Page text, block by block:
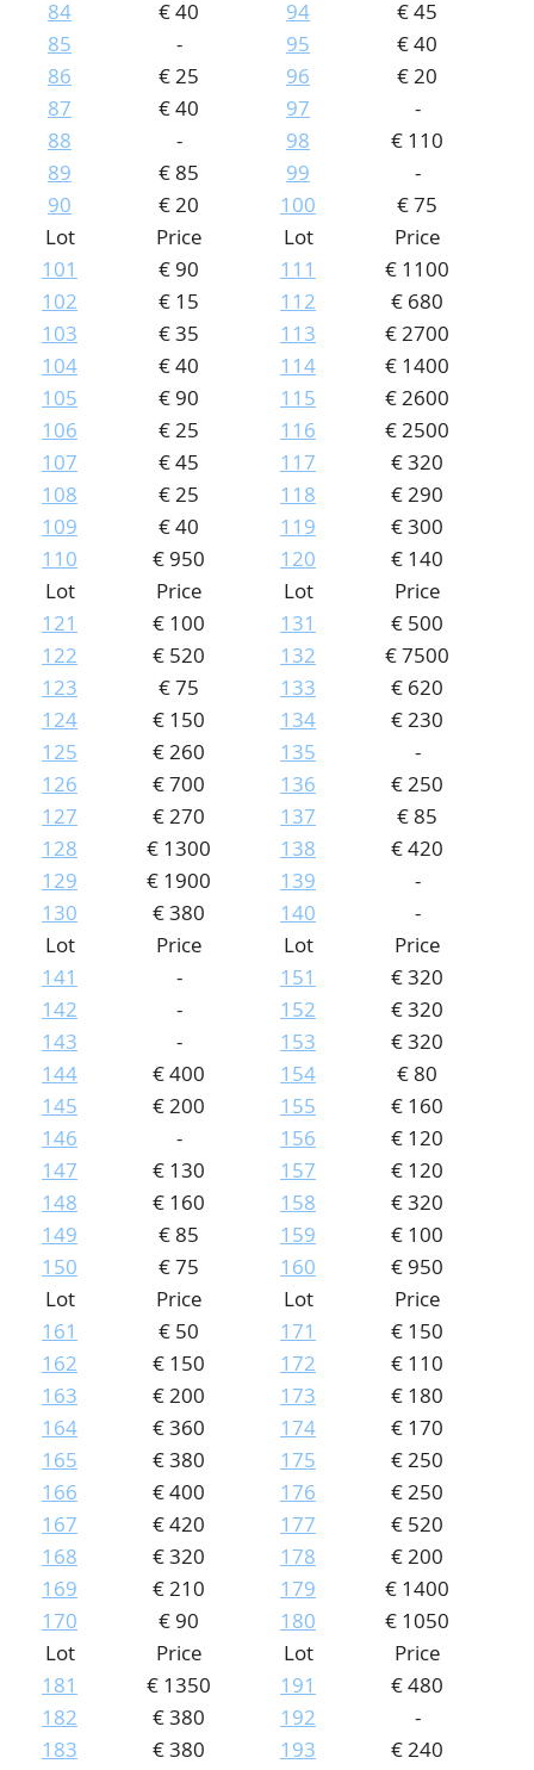
84
€ 40
85
-
86
€ 25
87
€ 40
88
-
89
€ 85
90
€ 20
94
€ 45
95
€ 40
96
€ 20
97
-
98
€ 110
99
-
100
€ 75
Lot
Price
101
€ 90
102
€ 15
103
€ 35
104
€ 40
105
€ 90
106
€ 25
107
€ 45
108
€ 25
109
€ 40
110
€ 950
Lot
Price
111
€ 1100
112
€ 680
113
€ 2700
114
€ 1400
115
€ 2600
116
€ 2500
117
€ 320
118
€ 290
119
€ 300
120
€ 140
Lot
Price
121
€ 100
122
€ 520
123
€ 75
124
€ 150
125
€ 260
126
€ 700
127
€ 270
128
€ 1300
129
€ 1900
130
€ 380
Lot
Price
131
€ 500
132
€ 7500
133
€ 620
134
€ 230
135
-
136
€ 250
137
€ 85
138
€ 420
139
-
140
-
Lot
Price
141
-
142
-
143
-
144
€ 400
145
€ 200
146
-
147
€ 130
148
€ 160
149
€ 85
150
€ 75
Lot
Price
151
€ 320
152
€ 320
153
€ 320
154
€ 80
155
€ 160
156
€ 120
157
€ 120
158
€ 320
159
€ 100
160
€ 950
Lot
Price
161
€ 50
162
€ 150
163
€ 200
164
€ 360
165
€ 380
166
€ 400
167
€ 420
168
€ 320
169
€ 210
170
€ 90
Lot
Price
171
€ 150
172
€ 110
173
€ 180
174
€ 170
175
€ 250
176
€ 250
177
€ 520
178
€ 200
179
€ 1400
180
€ 1050
Lot
Price
181
€ 1350
182
€ 380
183
€ 380
Lot
Price
191
€ 480
192
-
193
€ 240